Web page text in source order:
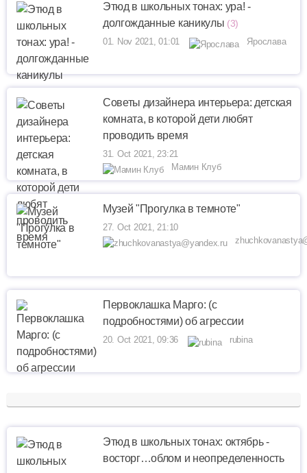
Этюд в школьных тонах: ура! -
долгожданные каникулы (3)
01. Nov 2021, 01:01 Ярослава
Советы дизайнера интерьера: детская
комната, в которой дети любят
проводить время
31. Oct 2021, 23:21
Мамин Клуб
Музей "Прогулка в темноте"
27. Oct 2021, 21:10
Первоклашка Марго: (с
подробностями) об агрессии
20. Oct 2021, 09:36 rubina
Этюд в школьных тонах: октябрь -
восторг…облом и неопределенность